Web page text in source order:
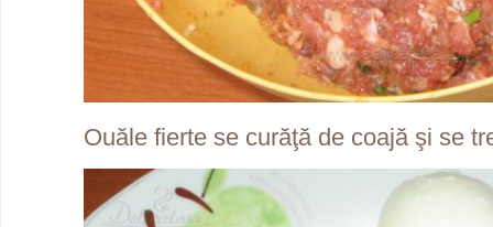
Ouăle fierte se curăţă de coajă şi se